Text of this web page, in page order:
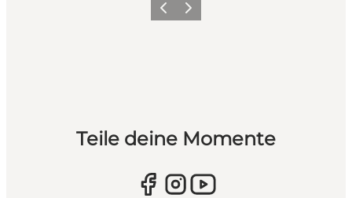
ZurückWeiter
Teile deine Momente